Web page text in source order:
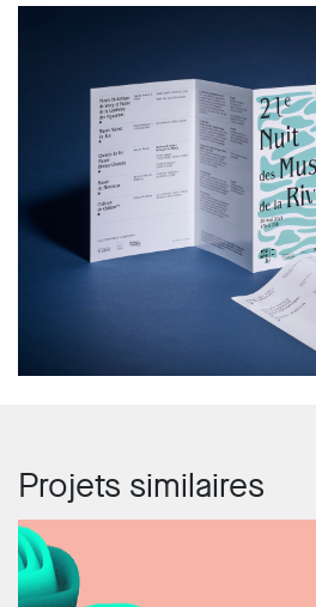
Projets similaires